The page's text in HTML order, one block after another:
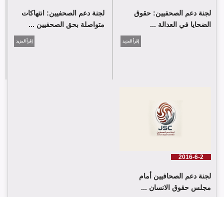
لجنة دعم الصحفيين: حقوق
الضحايا في العدالة ...
إقرأ المزيد
لجنة دعم الصحفيين: انتهاكات
متواصلة بحق الصحفيين ...
إقرأ المزيد
2016-6-2
لجنة دعم الصحافيين أمام
مجلس حقوق الانسان ...